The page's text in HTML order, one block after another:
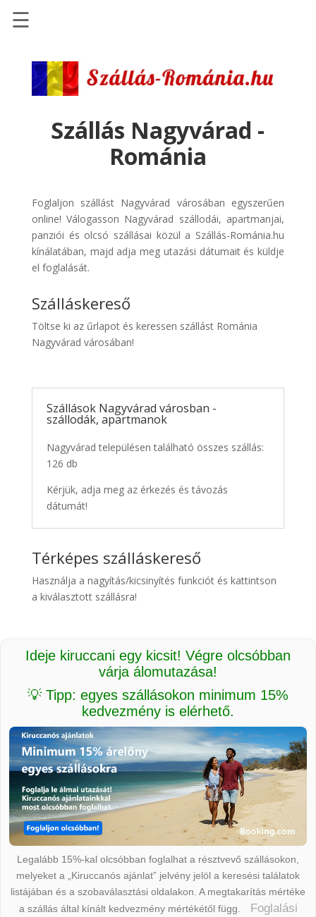
Szállások
Repülőjegy
pénzvisszatérítéssel
Discover
Cars
Transzfer
Kiwi
Taxi
☰
Szállás Nagyvárad -
Románia
Foglaljon szállást Nagyvárad városában egyszerűen
online! Válogasson Nagyvárad szállodái, apartmanjai,
panziói és olcsó szállásai közül a Szállás-Románia.hu
kínálatában, majd adja meg utazási dátumait és küldje
el foglalását.
Szálláskereső
Töltse ki az űrlapot és keressen szállást Románia
Nagyvárad városában!
Szállások Nagyvárad városban -
szállodák, apartmanok
Nagyvárad településen található összes szállás:
126 db
Kérjük, adja meg az érkezés és távozás
dátumát!
Térképes szálláskereső
Használja a nagyítás/kicsinyítés funkciót és kattintson
a kiválasztott szállásra!
Ideje kiruccani egy kicsit! Végre olcsóbban
várja álomutazása!
💡 Tipp: egyes szállásokon minimum 15%
kedvezmény is elérhető.
Legalább 15%-kal olcsóbban foglalhat a résztvevő szállásokon,
melyeket a „Kiruccanós ajánlat” jelvény jelöl a keresési találatok
listájában és a szobaválasztási oldalakon. A megtakarítás mértéke
a szállás által kínált kedvezmény mértékétől függ.
Foglalási